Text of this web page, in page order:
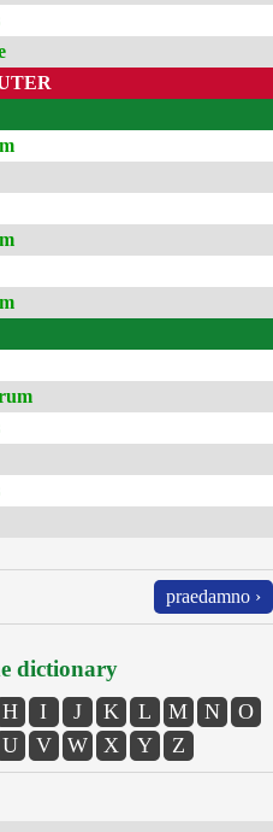
praedamno ›
dictionary
H I J K L M N
O
U V W X Y Z